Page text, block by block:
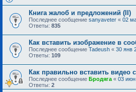
Книга жалоб и предложений (II)
Последнее сообщение sanyaveter « 02
Ответы: 835
Как вставить изображение в
Последнее сообщение Tadeush « 30 янв
Ответы: 109
Как правильно вставить видео
Последнее сообщение Бродяга « 03 июн
Ответы: 2